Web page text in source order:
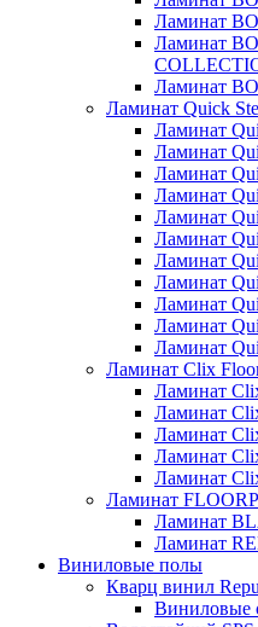
Ламинат
Ламинат
Ламинат
Ламинат Quick
Ламинат
Ламинат
Ламинат
Ламинат
Ламинат
Ламинат
Ламинат
Ламинат
Ламинат
Ламинат
Ламинат
Ламинат Clix
Ламинат
Ламинат
Ламинат
Ламинат
Ламинат
Ламинат
Ламинат
Ламинат
Виниловые полы
Кварц винил
Виниловые